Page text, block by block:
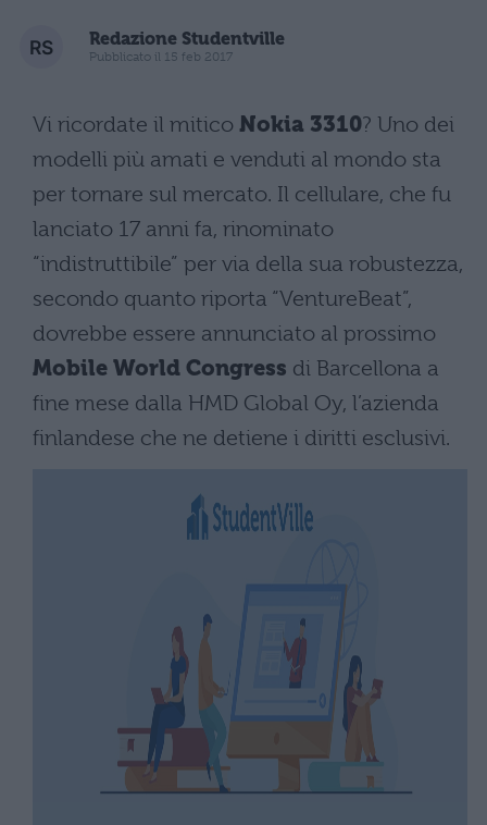
Redazione Studentville
Pubblicato il 15 feb 2017
Vi ricordate il mitico Nokia 3310? Uno dei
modelli più amati e venduti al mondo sta
per tornare sul mercato. Il cellulare, che fu
lanciato 17 anni fa, rinominato
“indistruttibile” per via della sua robustezza,
secondo quanto riporta “VentureBeat”,
dovrebbe essere annunciato al prossimo
Mobile World Congress di Barcellona a
fine mese dalla HMD Global Oy, l’azienda
finlandese che ne detiene i diritti esclusivi.